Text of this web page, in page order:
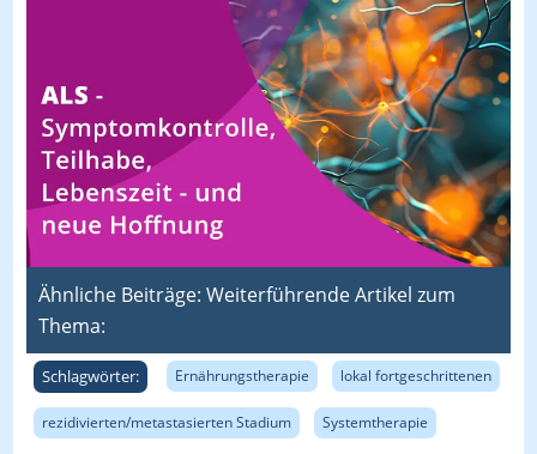
Ähnliche Beiträge: Weiterführende Artikel zum
Thema:
Schlagwörter: Ernährungstherapie lokal fortgeschrittenen
rezidivierten/metastasierten Stadium Systemtherapie